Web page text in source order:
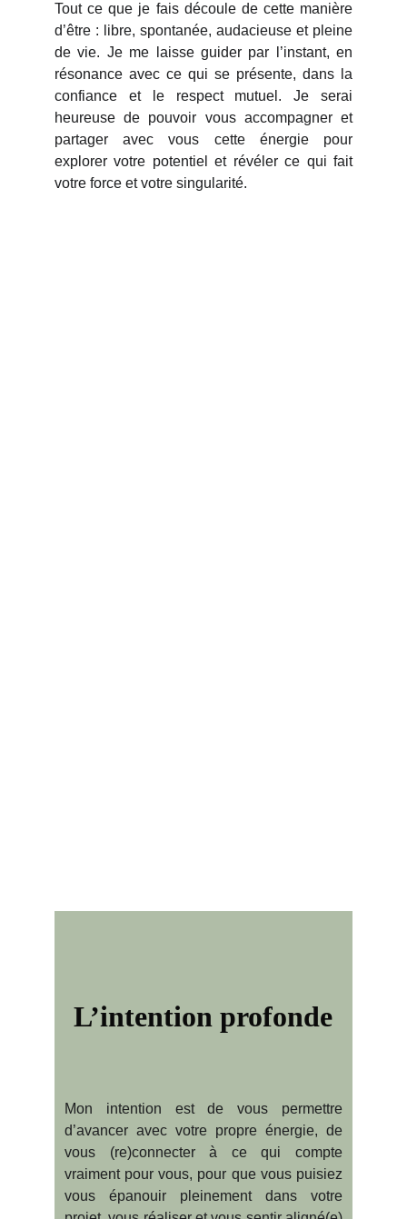
Tout ce que je fais découle de cette manière
d’être : libre, spontanée, audacieuse et pleine
de vie. Je me laisse guider par l’instant, en
résonance avec ce qui se présente, dans la
confiance et le respect mutuel. Je serai
heureuse de pouvoir vous accompagner et
partager avec vous cette énergie pour
explorer votre potentiel et révéler ce qui fait
votre force et votre singularité.
L’intention profonde
Mon intention est de vous permettre
d’avancer avec votre propre énergie, de
vous (re)connecter à ce qui compte
vraiment pour vous, pour que vous puisiez
vous épanouir pleinement dans votre